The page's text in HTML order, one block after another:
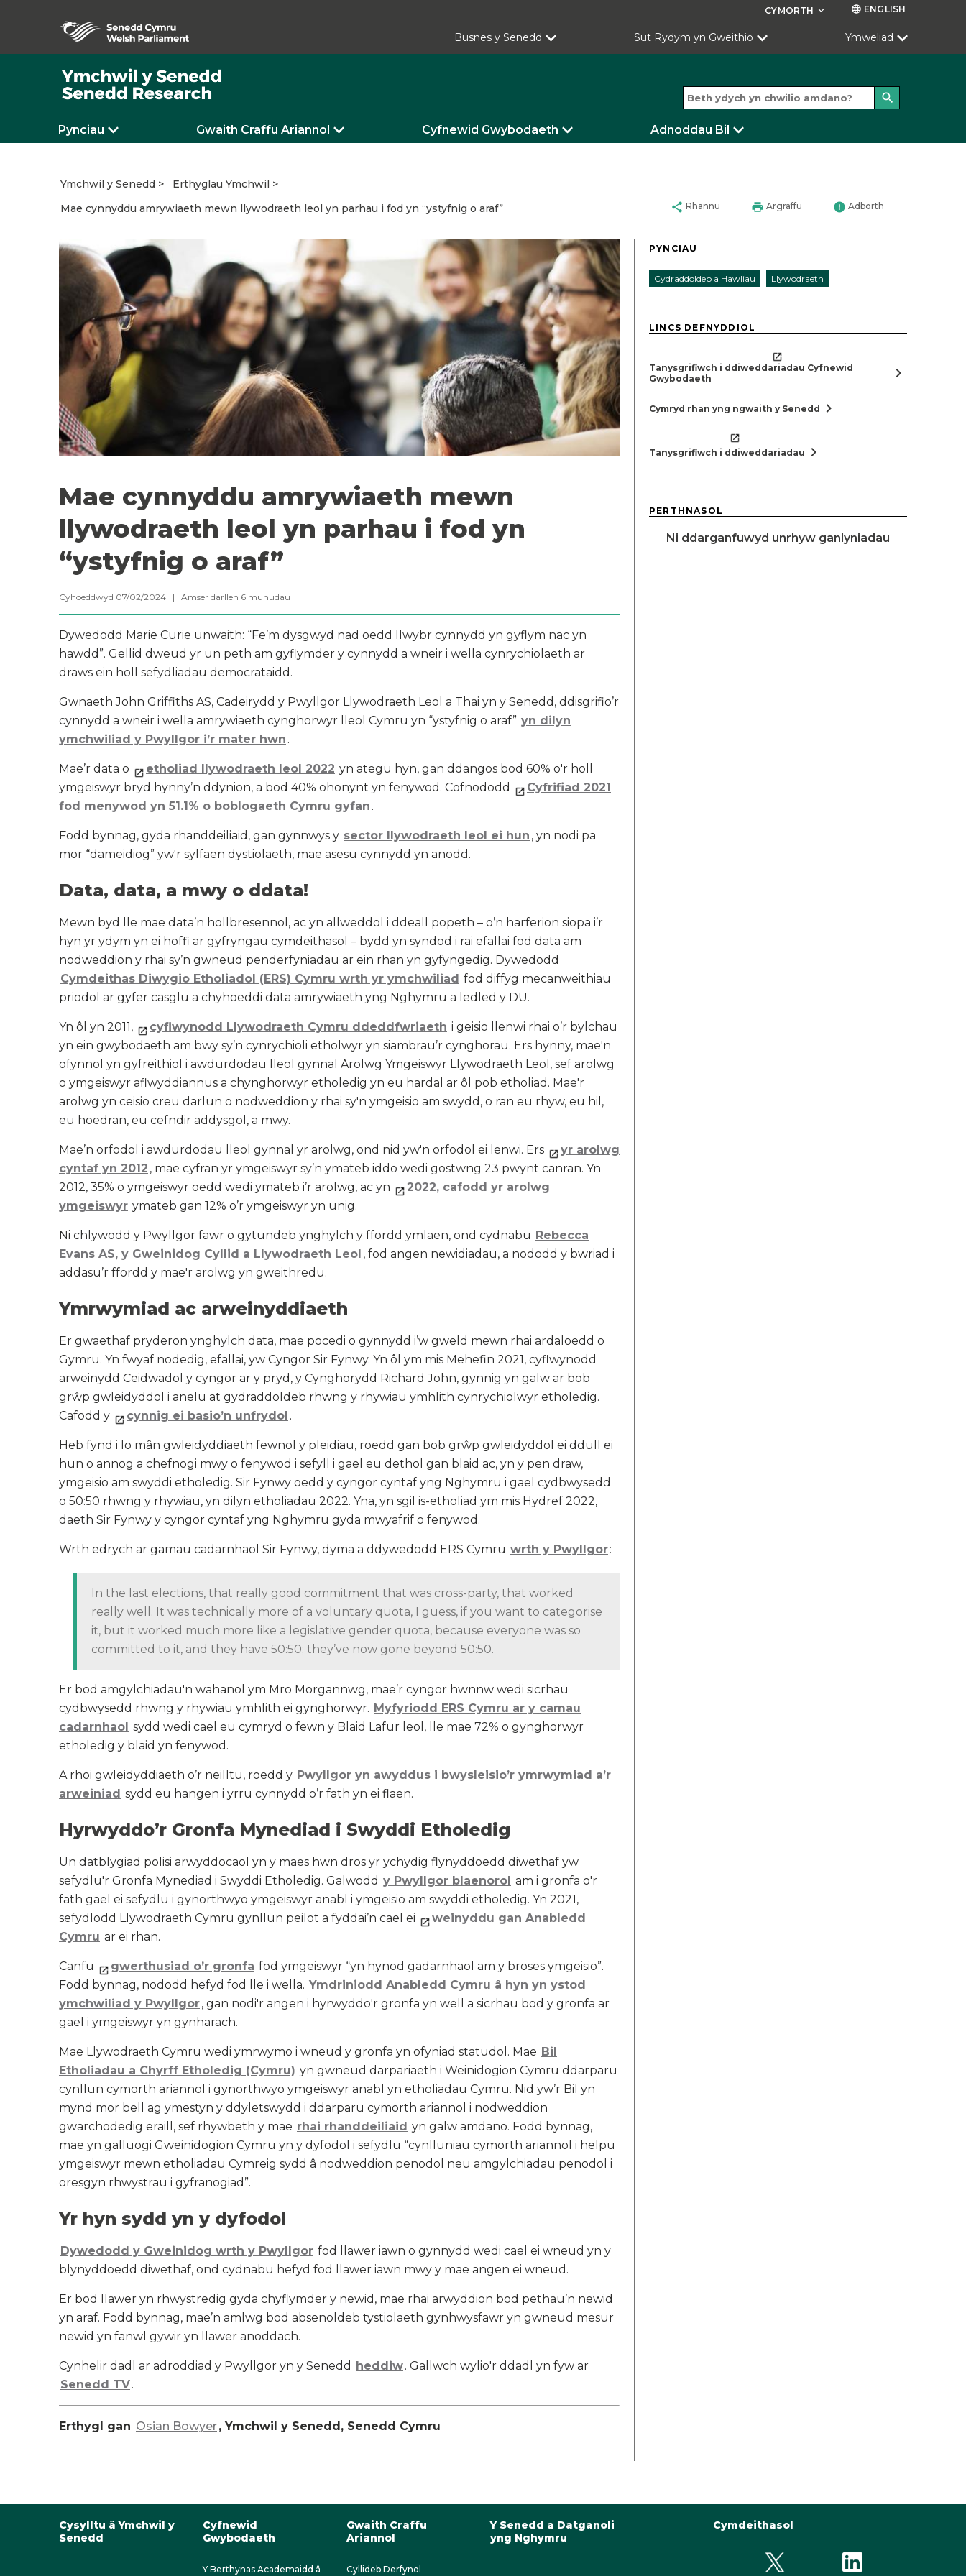
CYMORTH keyboard_arrow_down language ENGLISH
Busnes y Senedd Sut Rydym yn Gweithio Ymweliad
search
Pynciau Gwaith Craffu Ariannol Cyfnewid Gwybodaeth Adnoddau Bil
Ymchwil y Senedd
Erthyglau Ymchwil
Mae cynnyddu amrywiaeth mewn llywodraeth leol yn parhau i fod yn “ystyfnig o araf”
share Rhannu print Argraffu error Adborth
Mae cynnyddu amrywiaeth mewn
llywodraeth leol yn parhau i fod yn
“ystyfnig o araf”
Cyhoeddwyd 07/02/2024 | Amser darllen 6 munudau
Dywedodd Marie Curie unwaith: “Fe’m dysgwyd nad oedd llwybr cynnydd yn gyflym nac yn
hawdd”. Gellid dweud yr un peth am gyflymder y cynnydd a wneir i wella cynrychiolaeth ar
draws ein holl sefydliadau democrataidd.
Gwnaeth John Griffiths AS, Cadeirydd y Pwyllgor Llywodraeth Leol a Thai yn y Senedd, ddisgrifio’r
cynnydd a wneir i wella amrywiaeth cynghorwyr lleol Cymru yn “ystyfnig o araf” yn dilyn
ymchwiliad y Pwyllgor i’r mater hwn .
Mae’r data o etholiad llywodraeth leol 2022 yn ategu hyn, gan ddangos bod 60% o'r holl
ymgeiswyr bryd hynny’n ddynion, a bod 40% ohonynt yn fenywod. Cofnododd
Cyfrifiad 2021
fod menywod yn 51.1% o boblogaeth Cymru gyfan .
Fodd bynnag, gyda rhanddeiliaid, gan gynnwys y sector llywodraeth leol ei hun , yn nodi pa
mor “dameidiog” yw'r sylfaen dystiolaeth, mae asesu cynnydd yn anodd.
Data, data, a mwy o ddata!
Mewn byd lle mae data’n hollbresennol, ac yn allweddol i ddeall popeth – o’n harferion siopa i’r
hyn yr ydym yn ei hoffi ar gyfryngau cymdeithasol – bydd yn syndod i rai efallai fod data am
nodweddion y rhai sy’n gwneud penderfyniadau ar ein rhan yn gyfyngedig. Dywedodd
Cymdeithas Diwygio Etholiadol (ERS) Cymru wrth yr ymchwiliad fod diffyg mecanweithiau
priodol ar gyfer casglu a chyhoeddi data amrywiaeth yng Nghymru a ledled y DU.
Yn ôl yn 2011, cyflwynodd Llywodraeth Cymru ddeddfwriaeth i geisio llenwi rhai o’r bylchau
yn ein gwybodaeth am bwy sy’n cynrychioli etholwyr yn siambrau’r cynghorau. Ers hynny, mae'n
ofynnol yn gyfreithiol i awdurdodau lleol gynnal Arolwg Ymgeiswyr Llywodraeth Leol, sef arolwg
o ymgeiswyr aflwyddiannus a chynghorwyr etholedig yn eu hardal ar ôl pob etholiad. Mae'r
arolwg yn ceisio creu darlun o nodweddion y rhai sy'n ymgeisio am swydd, o ran eu rhyw, eu hil,
eu hoedran, eu cefndir addysgol, a mwy.
Mae’n orfodol i awdurdodau lleol gynnal yr arolwg, ond nid yw'n orfodol ei lenwi. Ers
yr arolwg
cyntaf yn 2012 , mae cyfran yr ymgeiswyr sy’n ymateb iddo wedi gostwng 23 pwynt canran. Yn
2012, 35% o ymgeiswyr oedd wedi ymateb i’r arolwg, ac yn
2022, cafodd yr arolwg
ymgeiswyr ymateb gan 12% o’r ymgeiswyr yn unig.
Ni chlywodd y Pwyllgor fawr o gytundeb ynghylch y ffordd ymlaen, ond cydnabu Rebecca
Evans AS, y Gweinidog Cyllid a Llywodraeth Leol , fod angen newidiadau, a nododd y bwriad i
addasu’r ffordd y mae'r arolwg yn gweithredu.
Ymrwymiad ac arweinyddiaeth
Er gwaethaf pryderon ynghylch data, mae pocedi o gynnydd i’w gweld mewn rhai ardaloedd o
Gymru. Yn fwyaf nodedig, efallai, yw Cyngor Sir Fynwy. Yn ôl ym mis Mehefin 2021, cyflwynodd
arweinydd Ceidwadol y cyngor ar y pryd, y Cynghorydd Richard John, gynnig yn galw ar bob
grŵp gwleidyddol i anelu at gydraddoldeb rhwng y rhywiau ymhlith cynrychiolwyr etholedig.
Cafodd y
cynnig ei basio’n unfrydol .
Heb fynd i lo mân gwleidyddiaeth fewnol y pleidiau, roedd gan bob grŵp gwleidyddol ei ddull ei
hun o annog a chefnogi mwy o fenywod i sefyll i gael eu dethol gan blaid ac, yn y pen draw,
ymgeisio am swyddi etholedig. Sir Fynwy oedd y cyngor cyntaf yng Nghymru i gael cydbwysedd
o 50:50 rhwng y rhywiau, yn dilyn etholiadau 2022. Yna, yn sgil is-etholiad ym mis Hydref 2022,
daeth Sir Fynwy y cyngor cyntaf yng Nghymru gyda mwyafrif o fenywod.
Wrth edrych ar gamau cadarnhaol Sir Fynwy, dyma a ddywedodd ERS Cymru wrth y Pwyllgor:
In the last elections, that really good commitment that was cross-party, that worked
really well. It was technically more of a voluntary quota, I guess, if you want to categorise
it, but it worked much more like a legislative gender quota, because everyone was so
committed to it, and they have 50:50; they’ve now gone beyond 50:50.
Er bod amgylchiadau'n wahanol ym Mro Morgannwg, mae’r cyngor hwnnw wedi sicrhau
cydbwysedd rhwng y rhywiau ymhlith ei gynghorwyr. Myfyriodd ERS Cymru ar y camau
cadarnhaol sydd wedi cael eu cymryd o fewn y Blaid Lafur leol, lle mae 72% o gynghorwyr
etholedig y blaid yn fenywod.
A rhoi gwleidyddiaeth o’r neilltu, roedd y Pwyllgor yn awyddus i bwysleisio’r ymrwymiad a’r
arweiniad sydd eu hangen i yrru cynnydd o’r fath yn ei flaen.
Hyrwyddo’r Gronfa Mynediad i Swyddi Etholedig
Un datblygiad polisi arwyddocaol yn y maes hwn dros yr ychydig flynyddoedd diwethaf yw
sefydlu'r Gronfa Mynediad i Swyddi Etholedig. Galwodd y Pwyllgor blaenorol am i gronfa o'r
fath gael ei sefydlu i gynorthwyo ymgeiswyr anabl i ymgeisio am swyddi etholedig. Yn 2021,
sefydlodd Llywodraeth Cymru gynllun peilot a fyddai’n cael ei
weinyddu gan Anabledd
Cymru ar ei rhan.
Canfu gwerthusiad o’r gronfa fod ymgeiswyr “yn hynod gadarnhaol am y broses ymgeisio”.
Fodd bynnag, nododd hefyd fod lle i wella. Ymdriniodd Anabledd Cymru â hyn yn ystod
ymchwiliad y Pwyllgor, gan nodi'r angen i hyrwyddo'r gronfa yn well a sicrhau bod y gronfa ar
gael i ymgeiswyr yn gynharach.
Mae Llywodraeth Cymru wedi ymrwymo i wneud y gronfa yn ofyniad statudol. Mae Bil
Etholiadau a Chyrff Etholedig (Cymru) yn gwneud darpariaeth i Weinidogion Cymru ddarparu
cynllun cymorth ariannol i gynorthwyo ymgeiswyr anabl yn etholiadau Cymru. Nid yw’r Bil yn
mynd mor bell ag ymestyn y ddyletswydd i ddarparu cymorth ariannol i nodweddion
gwarchodedig eraill, sef rhywbeth y mae rhai rhanddeiliaid yn galw amdano. Fodd bynnag,
mae yn galluogi Gweinidogion Cymru yn y dyfodol i sefydlu “cynlluniau cymorth ariannol i helpu
ymgeiswyr mewn etholiadau Cymreig sydd â nodweddion penodol neu amgylchiadau penodol i
oresgyn rhwystrau i gyfranogiad”.
Yr hyn sydd yn y dyfodol
Dywedodd y Gweinidog wrth y Pwyllgor fod llawer iawn o gynnydd wedi cael ei wneud yn y
blynyddoedd diwethaf, ond cydnabu hefyd fod llawer iawn mwy y mae angen ei wneud.
Er bod llawer yn rhwystredig gyda chyflymder y newid, mae rhai arwyddion bod pethau’n newid
yn araf. Fodd bynnag, mae’n amlwg bod absenoldeb tystiolaeth gynhwysfawr yn gwneud mesur
newid yn fanwl gywir yn llawer anoddach.
Cynhelir dadl ar adroddiad y Pwyllgor yn y Senedd heddiw. Gallwch wylio'r ddadl yn fyw ar
Senedd TV.
Erthygl gan Osian Bowyer, Ymchwil y Senedd, Senedd Cymru
PYNCIAU
Cydraddoldeb a Hawliau Llywodraeth
LINCS DEFNYDDIOL
Tanysgrifiwch i ddiweddariadau Cyfnewid
Gwybodaeth
chevron_right
Cymryd rhan yng ngwaith y Senedd chevron_right
Tanysgrifiwch i ddiweddariadau chevron_right
PERTHNASOL
Ni ddarganfuwyd unrhyw ganlyniadau
Cysylltu â Ymchwil y
Senedd
Cyfnewid
Gwybodaeth
Y Berthynas Academaidd â
Gwaith Craffu
Ariannol
Cyllideb Derfynol
Y Senedd a Datganoli
yng Nghymru
Cymdeithasol